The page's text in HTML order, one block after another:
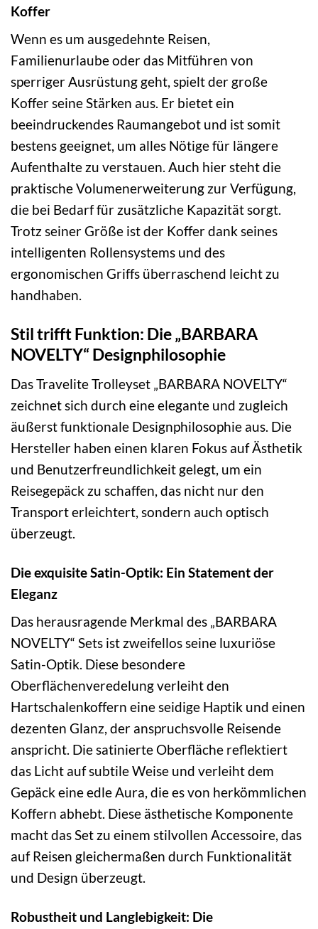
Koffer
Wenn es um ausgedehnte Reisen,
Familienurlaube oder das Mitführen von
sperriger Ausrüstung geht, spielt der große
Koffer seine Stärken aus. Er bietet ein
beeindruckendes Raumangebot und ist somit
bestens geeignet, um alles Nötige für längere
Aufenthalte zu verstauen. Auch hier steht die
praktische Volumenerweiterung zur Verfügung,
die bei Bedarf für zusätzliche Kapazität sorgt.
Trotz seiner Größe ist der Koffer dank seines
intelligenten Rollensystems und des
ergonomischen Griffs überraschend leicht zu
handhaben.
Stil trifft Funktion: Die „BARBARA
NOVELTY“ Designphilosophie
Das Travelite Trolleyset „BARBARA NOVELTY“
zeichnet sich durch eine elegante und zugleich
äußerst funktionale Designphilosophie aus. Die
Hersteller haben einen klaren Fokus auf Ästhetik
und Benutzerfreundlichkeit gelegt, um ein
Reisegepäck zu schaffen, das nicht nur den
Transport erleichtert, sondern auch optisch
überzeugt.
Die exquisite Satin-Optik: Ein Statement der
Eleganz
Das herausragende Merkmal des „BARBARA
NOVELTY“ Sets ist zweifellos seine luxuriöse
Satin-Optik. Diese besondere
Oberflächenveredelung verleiht den
Hartschalenkoffern eine seidige Haptik und einen
dezenten Glanz, der anspruchsvolle Reisende
anspricht. Die satinierte Oberfläche reflektiert
das Licht auf subtile Weise und verleiht dem
Gepäck eine edle Aura, die es von herkömmlichen
Koffern abhebt. Diese ästhetische Komponente
macht das Set zu einem stilvollen Accessoire, das
auf Reisen gleichermaßen durch Funktionalität
und Design überzeugt.
Robustheit und Langlebigkeit: Die